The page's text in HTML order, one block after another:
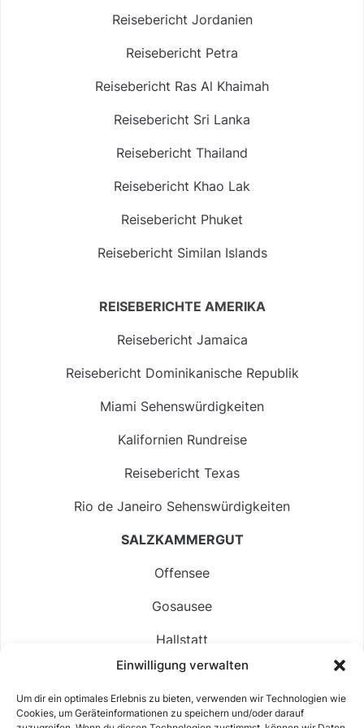
Einwilligung verwalten
Um dir ein optimales Erlebnis zu bieten, verwenden wir Technologien wie
Cookies, um Geräteinformationen zu speichern und/oder darauf
Reisebericht Jordanien
Reisebericht Petra
Reisebericht Ras Al Khaimah
Reisebericht Sri Lanka
Reisebericht Thailand
Reisebericht Khao Lak
Reisebericht Phuket
Reisebericht Similan Islands
REISEBERICHTE AMERIKA
Reisebericht Jamaica
Reisebericht Dominikanische Republik
Miami Sehenswürdigkeiten
Kalifornien Rundreise
Reisebericht Texas
Rio de Janeiro Sehenswürdigkeiten
SALZKAMMERGUT
Offensee
Gosausee
Hallstatt
Langbathsee
Altausseer See